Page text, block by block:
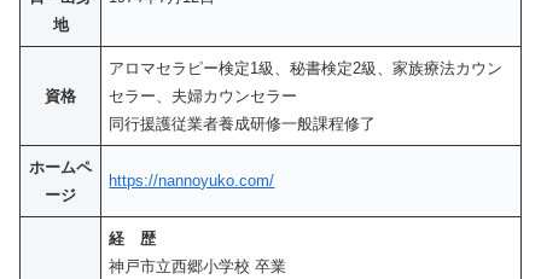
地
資格
アロマセラピー検定1級、秘書検定2級、家族療法カウン
セラー、夫婦カウンセラー
同行援護従業者養成研修一般課程修了
ホームペ
ージ
https://nannoyuko.com/
経 歴
神戸市立西郷小学校 卒業